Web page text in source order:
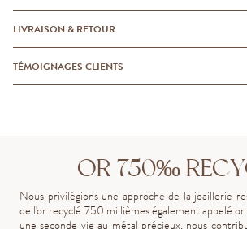
LIVRAISON & RETOUR
TÉMOIGNAGES CLIENTS
OR 750‰
Nous privilégions une approche de la joaillerie
de l'or recyclé 750 millièmes également appelé or
une seconde vie au métal précieux, nous